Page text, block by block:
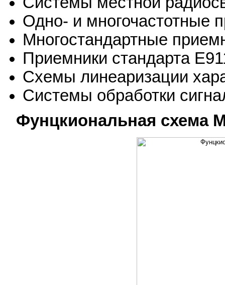
Одно- и многочастотные
Многостандартные
Приемники стандарта
Схемы линеаризации
Системы обработки
Фунцкиональная схема